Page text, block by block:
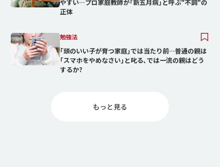
やすい…プロ家庭教師が｢新五月病｣と呼ぶ"不調"の
正体
勉強法
｢頭のいい子が育つ家庭｣では当たり前…普通の親は
｢スマホをやめなさい｣と叱る､では一流の親はどう
するか?
もっと⾒る